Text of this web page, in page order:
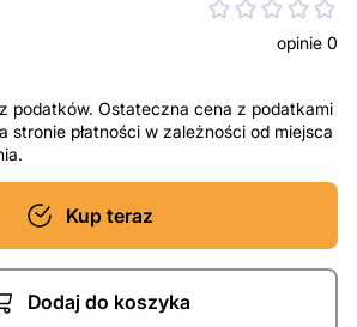
opinie 0
podatków. Ostateczna cena z podatkami
stronie płatności w zależności od miejsca
Kup teraz
Dodaj do koszyka